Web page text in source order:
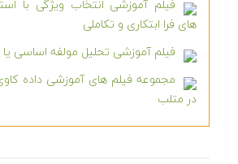
فیلم آموزشی انتخاب ویژگی با
های فرا ابتکاری و تکاملی
فیلم آموزشی تحلیل مولفه اساسی یا PCA
در متلب